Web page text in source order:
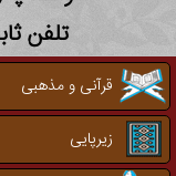
تلفن ثابت
قرآنی و مذهبی
زیرپایی